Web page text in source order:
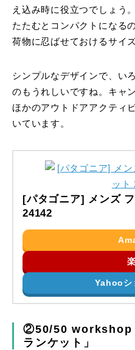
え込み時に役立つでしょう
たたむとコンパクトになる
荷物に忍ばせておけるサイ
シンプルなデザインで、い
のもうれしいですね。キャ
ほかのアウトドアアクティ
いています。
[パタゴニア] メンズ
24142
Yahooシ
②50/50 workshop
ランケット」